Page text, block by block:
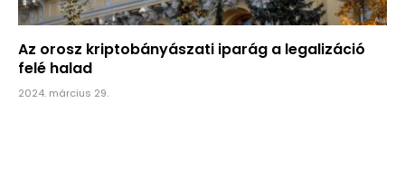
Az orosz kriptobányászati iparág a legalizáció
felé halad
2024. március 29.